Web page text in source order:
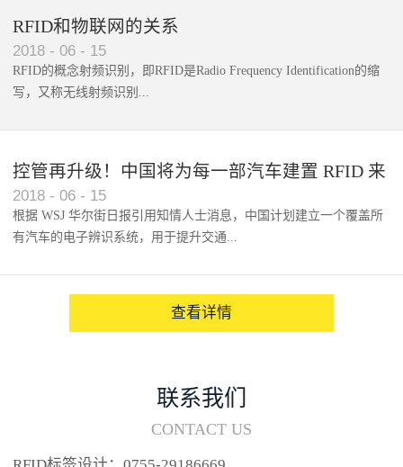
RFID和物联网的关系
2018 - 06 - 15
RFID的概念射频识别，即RFID是Radio Frequency Identification的缩
写，又称无线射频识别...
控管再升级！中国将为每一部汽车建置 RFID 来
架构辨识系统
2018 - 06 - 15
根据 WSJ 华尔街日报引用知情人士消息，中国计划建立一个覆盖所
有汽车的电子辨识系统，用于提升交通...
查看详情
联系我们
CONTACT US